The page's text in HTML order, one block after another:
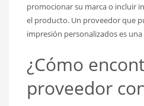
promocionar su marca o incluir
el producto. Un proveedor que
impresión personalizados es
¿Cómo
proveedor